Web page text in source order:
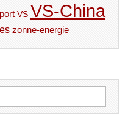
VS VS-China
zonne-energie